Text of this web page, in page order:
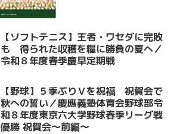
【ソフトテニス】王者・ワセダに完敗
も 得られた収穫を糧に勝負の夏へ／
令和８年度春季慶早定期戦
【野球】５季ぶりＶを祝福 祝賀会で
秋への誓い／慶應義塾体育会野球部令
和８年度東京六大学野球春季リーグ戦
優勝 祝賀会～前編～